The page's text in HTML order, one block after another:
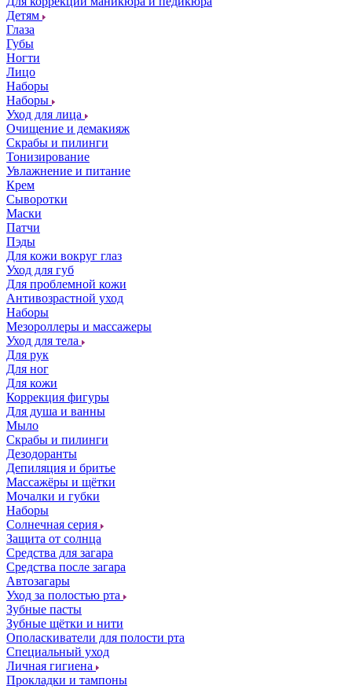
Детям
Глаза
Губы
Ногти
Лицо
Наборы
Наборы
Уход для лица
Очищение и демакияж
Скрабы и пилинги
Тонизирование
Увлажнение и питание
Крем
Сыворотки
Маски
Патчи
Пэды
Для кожи вокруг глаз
Уход для губ
Для проблемной кожи
Антивозрастной уход
Наборы
Мезороллеры и массажеры
Уход для тела
Для рук
Для ног
Для кожи
Коррекция фигуры
Для душа и ванны
Мыло
Скрабы и пилинги
Дезодоранты
Депиляция и бритье
Массажёры и щётки
Мочалки и губки
Наборы
Солнечная серия
Защита от солнца
Средства для загара
Средства после загара
Автозагары
Уход за полостью рта
Зубные пасты
Зубные щётки и нити
Ополаскиватели для полости рта
Специальный уход
Личная гигиена
Прокладки и тампоны